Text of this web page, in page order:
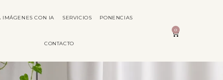
IMÁGENES CON IA SERVICIOS PONENCIAS
CONTACTO
0